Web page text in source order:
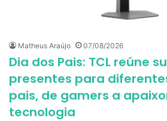
Matheus Araújo 07/08/2026
Dia dos Pais: TCL reúne
presentes para
pais, de gamers a
tecnologia